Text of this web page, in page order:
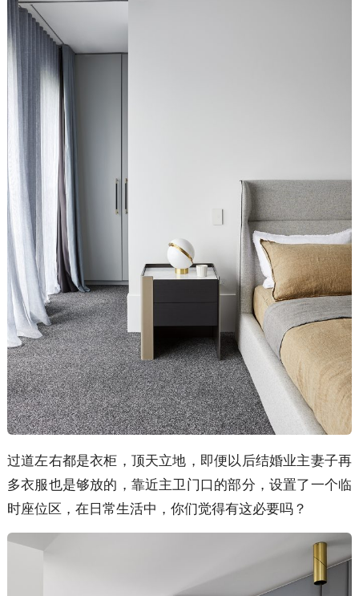
过道左右都是衣柜，顶天立地，即便以后结婚业主妻子再
多衣服也是够放的，靠近主卫门口的部分，设置了一个临
时座位区，在日常生活中，你们觉得有这必要吗？